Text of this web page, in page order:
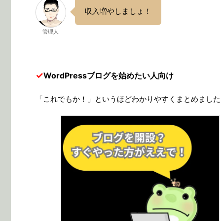
管理人
収入増やしましょ！
✓WordPressブログを始めたい人向け
「これでもか！」というほどわかりやすくまとめまし